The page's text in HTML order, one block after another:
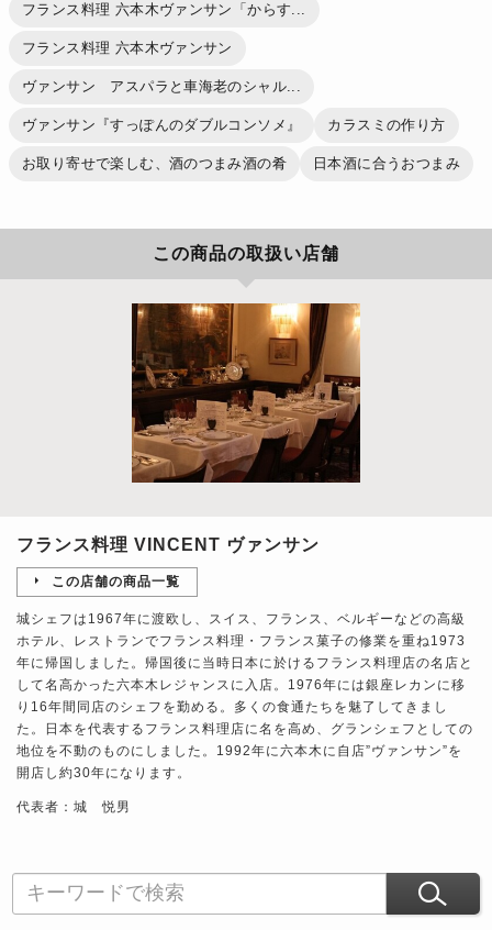
フランス料理 六本木ヴァンサン「からす...
フランス料理 六本木ヴァンサン
ヴァンサン アスパラと車海老のシャル...
ヴァンサン『すっぽんのダブルコンソメ』 カラスミの作り方
お取り寄せで楽しむ、酒のつまみ酒の肴 日本酒に合うおつまみ
この商品の取扱い店舗
フランス料理 VINCENT ヴァンサン
この店舗の商品一覧
城シェフは1967年に渡欧し、スイス、フランス、ベルギーなどの高級
ホテル、レストランでフランス料理・フランス菓子の修業を重ね1973
年に帰国しました。帰国後に当時日本に於けるフランス料理店の名店と
して名高かった六本木レジャンスに入店。1976年には銀座レカンに移
り16年間同店のシェフを勤める。多くの食通たちを魅了してきまし
た。日本を代表するフランス料理店に名を高め、グランシェフとしての
地位を不動のものにしました。1992年に六本木に自店”ヴァンサン”を
開店し約30年になります。
代表者：城 悦男